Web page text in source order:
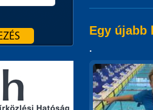
Egy újabb
.